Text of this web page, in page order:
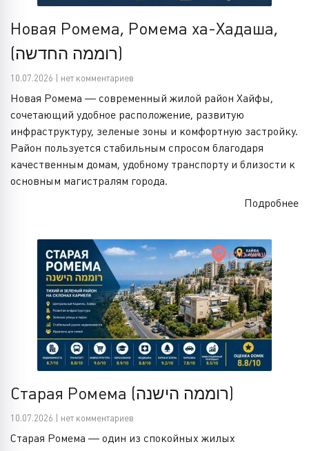
Новая Ромема, Ромема ха-Хадаша,
(רוממה החדשה)
10.07.2026 | нет комментариев
Новая Ромема — современный жилой район Хайфы,
сочетающий удобное расположение, развитую
инфраструктуру, зеленые зоны и комфортную застройку.
Район пользуется стабильным спросом благодаря
качественным домам, удобному транспорту и близости к
основным магистралям города.
Подробнее
Старая Ромема (רוממה הישנה)
10.07.2026 | нет комментариев
Старая Ромема — один из спокойных жилых